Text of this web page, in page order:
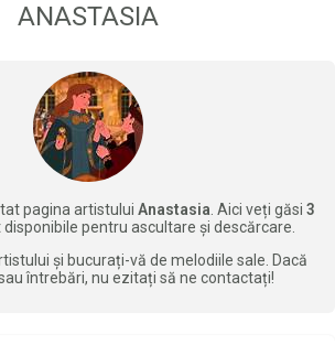
ANASTASIA
pagina artistului Anastasia . Aici veți găsi 3
pentru ascultare și descărcare.
și bucurați-vă de melodiile sale. Dacă
întrebări, nu ezitați să ne contactați!